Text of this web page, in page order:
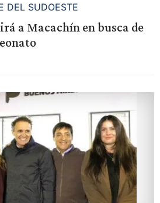
DEL SUDOESTE
a Macachín en busca de